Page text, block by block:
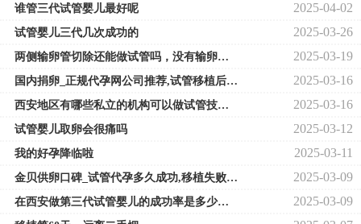
谁管三代试管婴儿最好呢 2025-04-02
试管婴儿三代几次成功的 2025-03-26
两侧输卵管切除还能做试管吗，没有输卵管试管方案流程解读 2025-03-19
国内捐卵_正规代孕网公司推荐,试管移植后黄金48小时内拉肚子会影响胚胎着床 2025-03-16
西安地区有哪些私立的机构可以做试管技术！西安哪家试管婴儿做的好！ 2025-03-16
试管婴儿取卵会很痛吗 2025-03-12
我的好孕降临啦 2025-03-11
金贝供卵口碑_试管代孕多久成功,移植失败后D3胚胎不着床在女性体内能存活几 2025-03-09
在西安做第三代试管婴儿的成功率是多少！西安唐都三代试管费用！ 2025-03-09